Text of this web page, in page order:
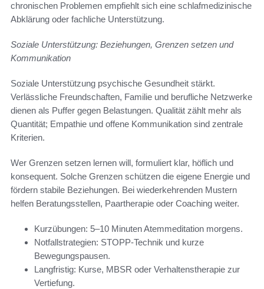
chronischen Problemen empfiehlt sich eine schlafmedizinische
Abklärung oder fachliche Unterstützung.
Soziale Unterstützung: Beziehungen, Grenzen setzen und
Kommunikation
Soziale Unterstützung psychische Gesundheit stärkt.
Verlässliche Freundschaften, Familie und berufliche Netzwerke
dienen als Puffer gegen Belastungen. Qualität zählt mehr als
Quantität; Empathie und offene Kommunikation sind zentrale
Kriterien.
Wer Grenzen setzen lernen will, formuliert klar, höflich und
konsequent. Solche Grenzen schützen die eigene Energie und
fördern stabile Beziehungen. Bei wiederkehrenden Mustern
helfen Beratungsstellen, Paartherapie oder Coaching weiter.
Kurzübungen: 5–10 Minuten Atemmeditation morgens.
Notfallstrategien: STOPP-Technik und kurze
Bewegungspausen.
Langfristig: Kurse, MBSR oder Verhaltenstherapie zur
Vertiefung.